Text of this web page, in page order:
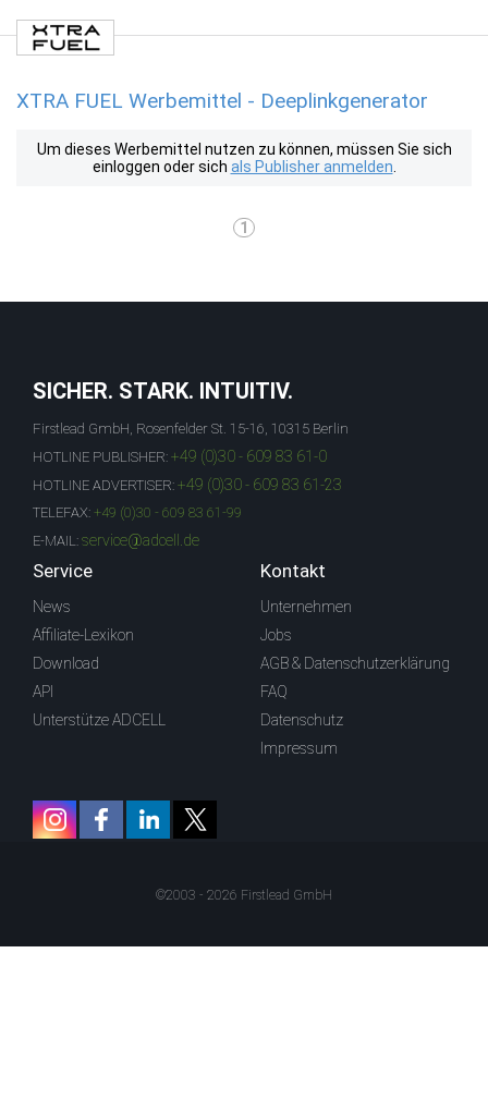
XTRA FUEL Werbemittel - Deeplinkgenerator
Um dieses Werbemittel nutzen zu können, müssen Sie sich
einloggen oder sich als Publisher anmelden
1
SICHER. STARK. INTUITIV.
Firstlead GmbH, Rosenfelder St. 15-16, 10315 Berlin
HOTLINE PUBLISHER: +49 (0)30 - 609 83 61-0
HOTLINE ADVERTISER: +49 (0)30 - 609 83 61-23
TELEFAX: +49 (0)30 - 609 83 61-99
E-MAIL: service@adcell.de
Service
News
Affiliate-Lexikon
Download
API
Unterstütze ADCELL
Kontakt
Unternehmen
Jobs
AGB & Datenschutzerklärung
FAQ
Datenschutz
Impressum
©2003 - 2026 Firstlead GmbH